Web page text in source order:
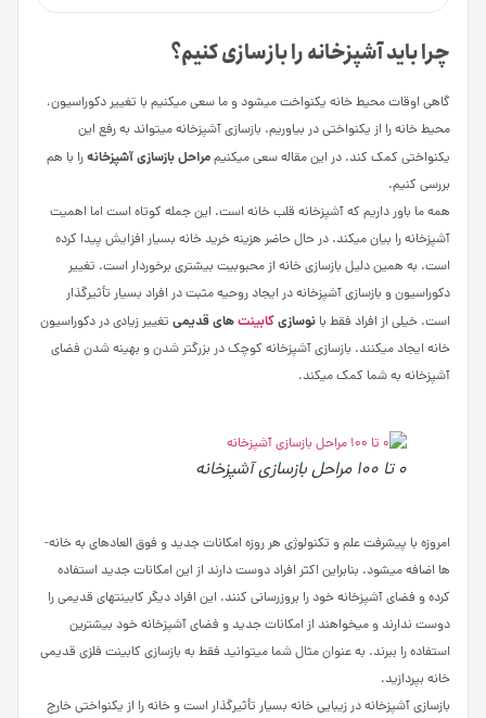
چرا باید آشپزخانه را بازسازی کنیم؟
گاهی اوقات محیط خانه یکنواخت می­شود و ما سعی می­کنیم با تغییر دکوراسیون،
محیط خانه را از یکنواختی در بیاوریم. بازسازی آشپزخانه می­تواند به رفع این
یکنواختی کمک کند. در این مقاله سعی می­کنیممراحل بازسازی آشپزخانهرا با هم
بررسی کنیم.
همه ما باور داریم که آشپزخانه قلب خانه است. این جمله کوتاه است اما اهمیت
آشپزخانه را بیان می­کند. در حال حاضر هزینه خرید خانه بسیار افزایش پیدا کرده
است. به همین دلیل بازسازی خانه از محبوبیت بیشتری برخوردار است. تغییر
دکوراسیون و بازسازی آشپزخانه در ایجاد روحیه مثبت در افراد بسیار تأثیرگذار
است. خیلی از افراد فقط بانوسازیکابینتهای قدیمیتغییر زیادی در دکوراسیون
خانه ایجاد می­کنند. بازسازی آشپزخانه کوچک در بزرگ­تر شدن و بهینه شدن فضای
آشپزخانه به شما کمک می­کند.
0 تا 100 مراحل بازسازی آشپزخانه
امروزه با پیشرفت علم و تکنولوژی هر روزه امکانات جدید و فوق ­العاده­ای به خانه­
ها اضافه می­شود. بنابراین اکثر افراد دوست دارند از این امکانات جدید استفاده
کرده و فضای آشپزخانه خود را بروزرسانی کنند. این افراد دیگر کابینت­های قدیمی را
دوست ندارند و می­خواهند از امکانات جدید و فضای آشپزخانه خود بیشترین
استفاده را ببرند. به عنوان مثال شما می­توانید فقط به بازسازی کابینت فلزی قدیمی
خانه بپردازید.
بازسازی آشپزخانه در زیبایی خانه بسیار تأثیرگذار است و خانه را از یکنواختی خارج